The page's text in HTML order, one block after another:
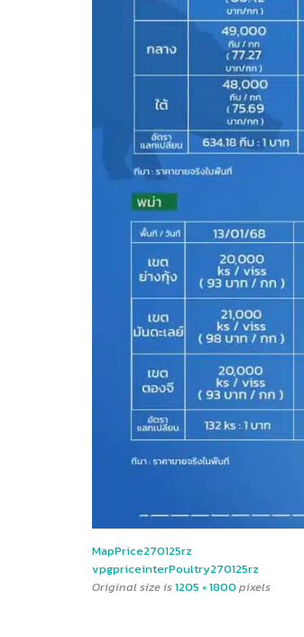
MapPrice270125rz
vpgpriceinterPoultry270125rz
Original size is1205 × 1800 pixels